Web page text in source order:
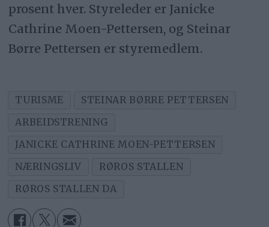
prosent hver. Styreleder er Janicke
Cathrine Moen-Pettersen, og Steinar
Børre Pettersen er styremedlem.
TURISME
STEINAR BØRRE PETTERSEN
ARBEIDSTRENING
JANICKE CATHRINE MOEN-PETTERSEN
NÆRINGSLIV
RØROS STALLEN
RØROS STALLEN DA